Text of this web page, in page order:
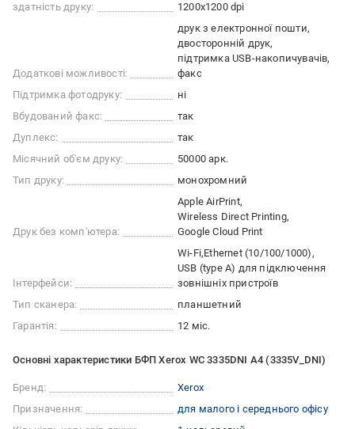
здатність друку:
1200x1200 dpi
Додаткові можливості:
друк з електронної пошти
двосторонній друк
підтримка USB-накопичувачів
факс
Підтримка фотодруку:
ні
Вбудований факс:
так
Дуплекс:
так
Місячний об'єм друку:
50000 арк.
Тип друку:
монохромний
Друк без комп'ютера:
Apple AirPrint
Wireless Direct Printing
Google Cloud Print
Інтерфейси:
Wi-Fi Ethernet (10/100/1000)
USB (type A) для підключення
зовнішніх пристроїв
Тип сканера:
планшетний
Гарантія:
12 міс.
Основні характеристики БФП Xerox WC 3335DNI А4 (3335V_DNI)
Бренд:
Xerox
Призначення:
для малого і середнього офісу